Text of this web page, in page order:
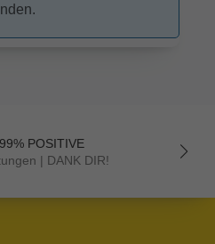
POSITIVE
| DANK DIR!